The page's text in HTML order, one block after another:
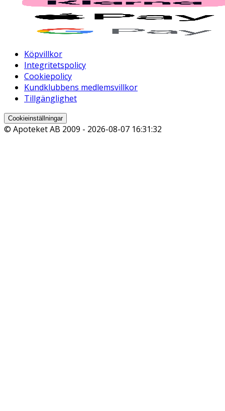
Köpvillkor
Integritetspolicy
Cookiepolicy
Kundklubbens medlemsvillkor
Tillgänglighet
Cookieinställningar
© Apoteket AB 2009 - 2026-08-07 16:31:32